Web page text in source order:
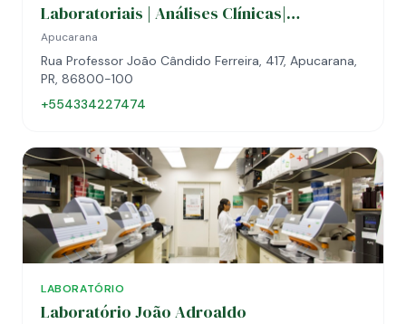
Laboratoriais | Análises Clínicas|
Toxicológico| Sexagem Fetal| Apucarana
Apucarana
Rua Professor João Cândido Ferreira, 417, Apucarana,
PR, 86800-100
+554334227474
LABORATÓRIO
Laboratório João Adroaldo